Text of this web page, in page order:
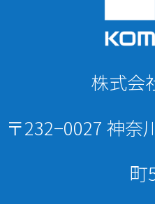
株式会
〒232−0027 神奈
町